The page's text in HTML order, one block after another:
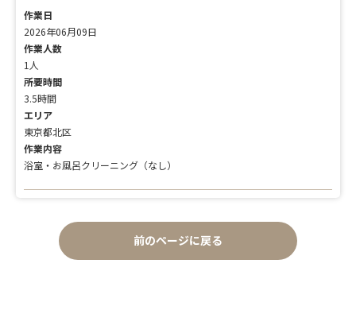
作業日
2026年06月09日
作業人数
1人
所要時間
3.5時間
エリア
東京都北区
作業内容
浴室・お風呂クリーニング（なし）
前のページに戻る